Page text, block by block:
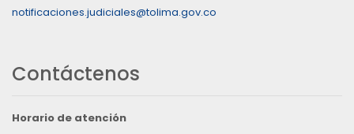
notificaciones.judiciales@tolima.gov.co
Contáctenos
Horario de atención